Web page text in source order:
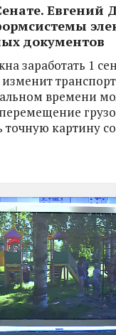
Евгений
документов
заработать 1
времени
картину